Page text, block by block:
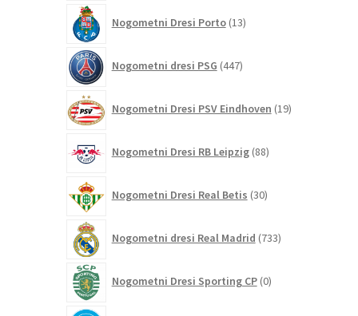
Nogometni Dresi Porto 13izdelkov
Nogometni dresi PSG 447izdelkov
Nogometni Dresi PSV Eindhoven 19izdelkov
Nogometni Dresi RB Leipzig 88izdelkov
Nogometni Dresi Real Betis 30izdelkov
Nogometni dresi Real Madrid 733izdelkov
Nogometni Dresi Sporting CP 0izdelkov